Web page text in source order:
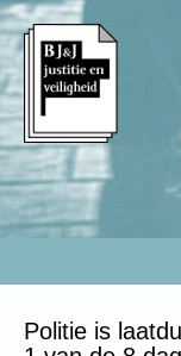
Politie is